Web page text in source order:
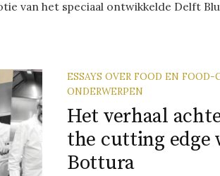
van het speciaal ontwikkelde Delft
ESSAYS OVER FOOD EN FOOD-
ONDERWERPEN
Het verhaal
the cutting edge
Bottura